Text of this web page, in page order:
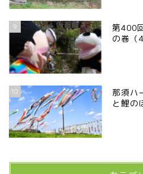
9
第400
の巻（
10
那須ハ
と鯉の
日